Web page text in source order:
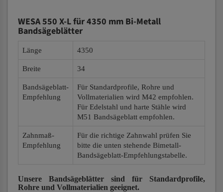
WESA 550 X-L für 4350 mm Bi-Metall
Bandsägeblätter
Länge 4350
Breite 34
Bandsägeblatt-
Empfehlung
Für Standardprofile, Rohre und
Vollmaterialien wird M42 empfohlen.
Für Edelstahl und harte Stähle wird
M51 Bandsägeblatt empfohlen.
Zahnmaß-
Empfehlung
Für die richtige Zahnwahl prüfen Sie
bitte die unten stehende Bimetall-
Bandsägeblatt-Empfehlungstabelle.
Unsere Bandsägeblätter sind für Standardprofile,
Rohre und Vollmaterialien geeignet.